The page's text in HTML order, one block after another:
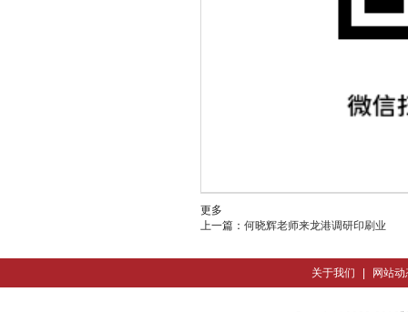
更多
上一篇： 何晓辉老师来龙港调研印刷业
关于我们 网站动